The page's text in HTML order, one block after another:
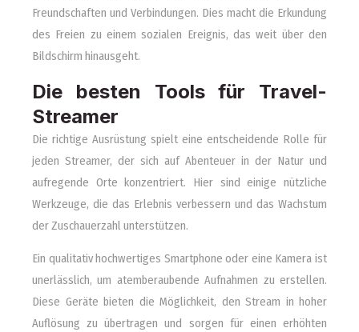
Freundschaften und Verbindungen. Dies macht die Erkundung
des Freien zu einem sozialen Ereignis, das weit über den
Bildschirm hinausgeht.
Die besten Tools für Travel-
Streamer
Die richtige Ausrüstung spielt eine entscheidende Rolle für
jeden Streamer, der sich auf Abenteuer in der Natur und
aufregende Orte konzentriert. Hier sind einige nützliche
Werkzeuge, die das Erlebnis verbessern und das Wachstum
der Zuschauerzahl unterstützen.
Ein qualitativ hochwertiges Smartphone oder eine Kamera ist
unerlässlich, um atemberaubende Aufnahmen zu erstellen.
Diese Geräte bieten die Möglichkeit, den Stream in hoher
Auflösung zu übertragen und sorgen für einen erhöhten